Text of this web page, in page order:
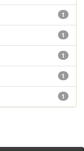
1
1
1
1
1